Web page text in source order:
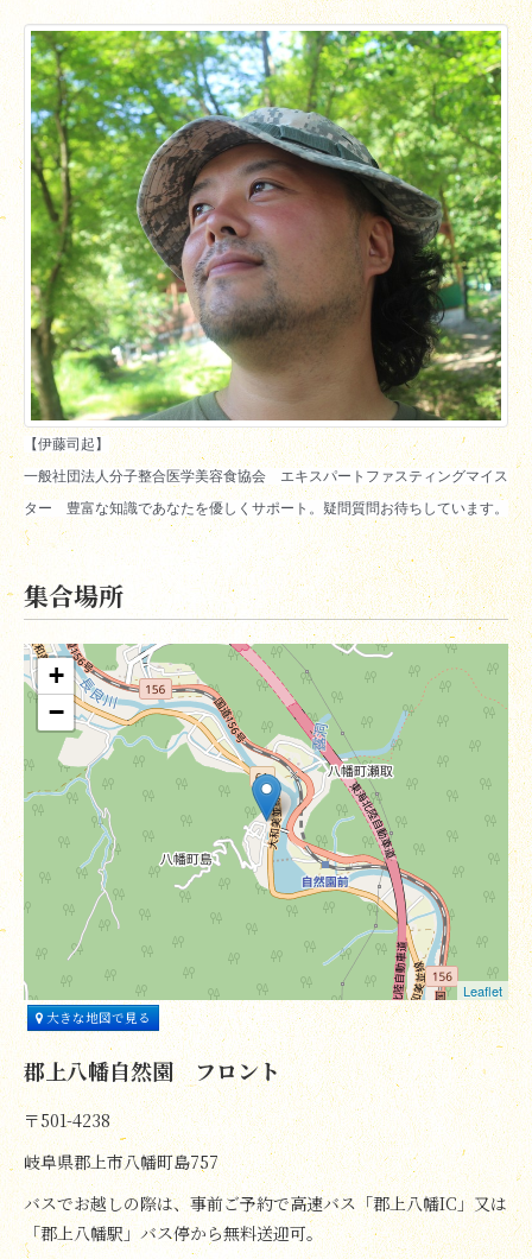
一般社団法人分子整合医学美容食協会　エキスパートファスティングマイス
ター　豊富な知識であなたを優しくサポート。疑問質問お待ちしています。
集合場所
+
−
Leaflet
大きな地図で見る
郡上八幡自然園 フロント
〒501-4238
岐阜県郡上市八幡町島757
バスでお越しの際は、事前ご予約で高速バス「郡上八幡IC」又は
「郡上八幡駅」バス停から無料送迎可。